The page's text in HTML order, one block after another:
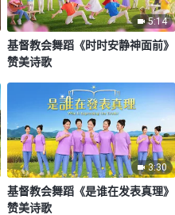
5:14
基督教会舞蹈《时时安静神面前》
赞美诗歌
3:30
基督教会舞蹈《是谁在发表真理》
赞美诗歌